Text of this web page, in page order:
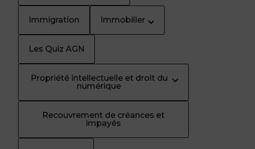
Immigration Immobilier
Les Quiz AGN
Propriété intellectuelle et droit du
numérique
Recouvrement de créances et
impayés